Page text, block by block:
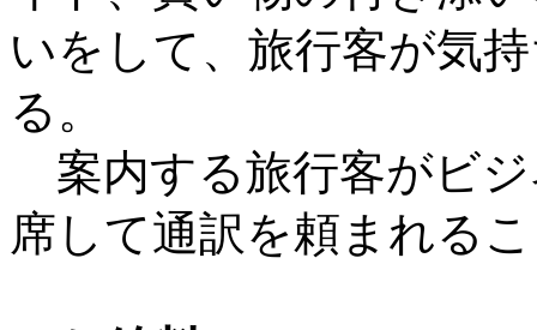
いをして、旅行客が気
る。
案内する旅行客がビ
席して通訳を頼まれる